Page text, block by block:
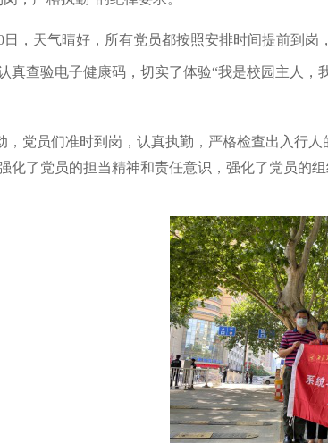
日，天气晴好，所有党员都按照安排时间提前到
真查验电子健康码，切实了体验“我是校园主人
，党员们准时到岗，认真执勤，严格检查出入行
化了党员的担当精神和责任意识，强化了党员的